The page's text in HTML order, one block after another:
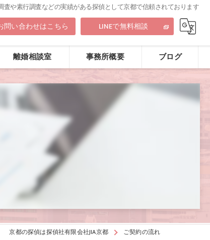
査や素行調査などの実績がある探偵として京都で信頼されております
問い合わせはこちら LINEで無料相談
離婚相談室 事務所概要 ブログ
京都の探偵は探偵社有限会社JIA京都 ご契約の流れ